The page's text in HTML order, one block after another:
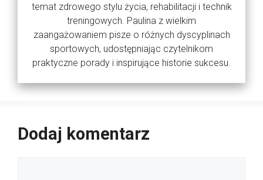
temat zdrowego stylu życia, rehabilitacji i technik
treningowych. Paulina z wielkim
zaangażowaniem pisze o różnych dyscyplinach
sportowych, udostępniając czytelnikom
praktyczne porady i inspirujące historie sukcesu.
Dodaj komentarz